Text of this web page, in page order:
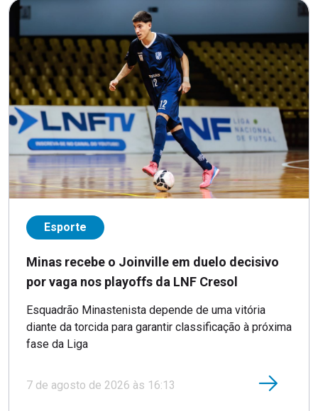
Esporte
Minas recebe o Joinville em duelo decisivo
por vaga nos playoffs da LNF Cresol
Esquadrão Minastenista depende de uma vitória
diante da torcida para garantir classificação à próxima
fase da Liga
7 de agosto de 2026 às 16:13